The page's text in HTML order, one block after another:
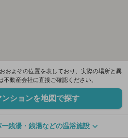
およその位置を表しており、実際の場所と異
動産会社に直接ご確認ください。
ンションを地図で探す
銭湯・銭湯などの温浴施設